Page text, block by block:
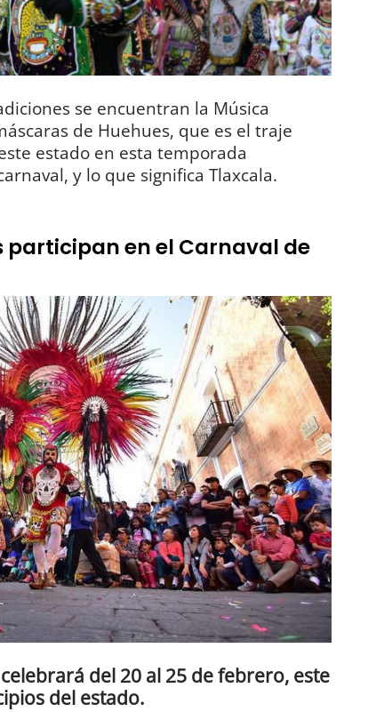
se encuentran la Música
de Huehues, que es el traje
estado en esta temporada
y lo que significa Tlaxcala.
participan en el Carnaval de
del 20 al 25 de febrero, este
del estado.